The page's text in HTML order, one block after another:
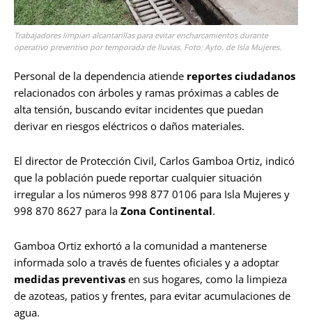
Trabajadores limpian alcantarillas para evitar encharcamientos durante
operativo preventivo por temporada de lluvias. Foto: Ayto. de Isla Mujeres.
Personal de la dependencia atiende reportes ciudadanos
relacionados con árboles y ramas próximas a cables de
alta tensión, buscando evitar incidentes que puedan
derivar en riesgos eléctricos o daños materiales.
El director de Protección Civil, Carlos Gamboa Ortiz, indicó
que la población puede reportar cualquier situación
irregular a los números 998 877 0106 para Isla Mujeres y
998 870 8627 para la Zona Continental.
Gamboa Ortiz exhortó a la comunidad a mantenerse
informada solo a través de fuentes oficiales y a adoptar
medidas preventivas en sus hogares, como la limpieza
de azoteas, patios y frentes, para evitar acumulaciones de
agua.